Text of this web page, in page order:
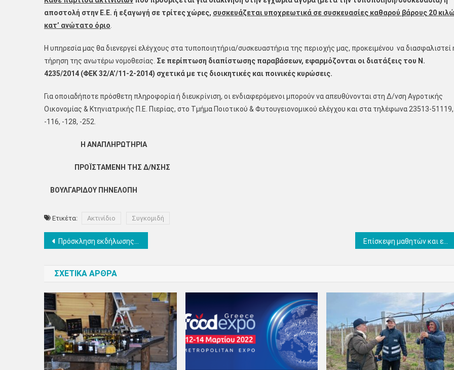
αποστολή στην Ε.Ε. ή εξαγωγή σε τρίτες χώρες, συσκευάζεται υποχρεωτικά σε συσκευασίες καθαρού βάρους 20
κατ’ ανώτατο όριο
Η υπηρεσία μας θα διενεργεί ελέγχους στα τυποποιητήρια/συσκευαστήρια της περιοχής μας, προκειμένου να διασφαλιστεί
τήρηση της ανωτέρω νομοθεσίας. Σε περίπτωση διαπίστωσης παραβάσεων, εφαρμόζονται οι διατάξεις του Ν.
4235/2014 (ΦΕΚ 32/Α’/11-2-2014) σχετικά με τις διοικητικές και ποινικές κυρώσεις.
Για οποιαδήποτε πρόσθετη πληροφορία ή διευκρίνιση, οι ενδιαφερόμενοι μπορούν να απευθύνονται στη Δ/νση Αγροτικής
Οικονομίας & Κτηνιατρικής Π.Ε. Πιερίας, στο Τμήμα Ποιοτικού & Φυτουγειονομικού ελέγχου και στα τηλέφωνα 23513-51119,
-116, -128, -252.
Η ΑΝΑΠΛΗΡΩΤΗΡΙΑ
ΠΡΟΪΣΤΑΜΕΝΗ ΤΗΣ Δ/ΝΣΗΣ
ΒΟΥΛΓΑΡΙΔΟΥ ΠΗΝΕΛΟΠΗ
Ετικέτα: Ακτινίδιο Συγκομιδή
Πλοήγηση
Πρόσκληση εκδήλωσης ενδιαφέροντος για την κάλυψη των θέσεων προπονητών των Μικτών ομάδων της ΕΠΣ Πιερίας
ΣΧΕΤΙΚΑ ΑΡΘΡΑ